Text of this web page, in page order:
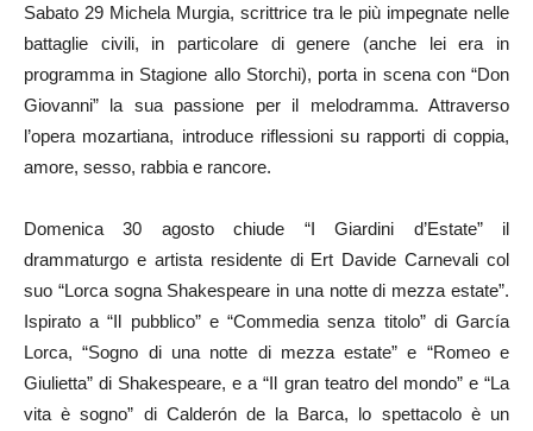
Sabato 29 Michela Murgia, scrittrice tra le più impegnate nelle
battaglie civili, in particolare di genere (anche lei era in
programma in Stagione allo Storchi), porta in scena con “Don
Giovanni” la sua passione per il melodramma. Attraverso
l’opera mozartiana, introduce riflessioni su rapporti di coppia,
amore, sesso, rabbia e rancore.
Domenica 30 agosto chiude “I Giardini d’Estate” il
drammaturgo e artista residente di Ert Davide Carnevali col
suo “Lorca sogna Shakespeare in una notte di mezza estate”.
Ispirato a “Il pubblico” e “Commedia senza titolo” di García
Lorca, “Sogno di una notte di mezza estate” e “Romeo e
Giulietta” di Shakespeare, e a “Il gran teatro del mondo” e “La
vita è sogno” di Calderón de la Barca, lo spettacolo è un